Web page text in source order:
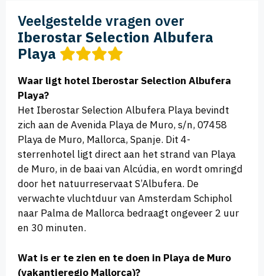
Veelgestelde vragen over
Iberostar Selection Albufera
Playa
Waar ligt hotel Iberostar Selection Albufera
Playa?
Het Iberostar Selection Albufera Playa bevindt
zich aan de Avenida Playa de Muro, s/n, 07458
Playa de Muro, Mallorca, Spanje. Dit 4-
sterrenhotel ligt direct aan het strand van Playa
de Muro, in de baai van Alcúdia, en wordt omringd
door het natuurreservaat S’Albufera. De
verwachte vluchtduur van Amsterdam Schiphol
naar Palma de Mallorca bedraagt ongeveer 2 uur
en 30 minuten.
Wat is er te zien en te doen in Playa de Muro
(vakantieregio Mallorca)?